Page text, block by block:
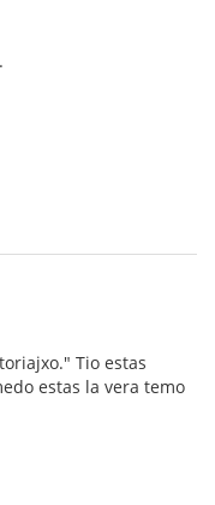
Tio estas
estas la vera temo